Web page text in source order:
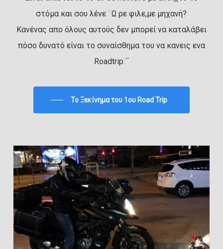
στόμα και σου λένε ¨Ω ρε φιλε,με μηχανή?
Κανένας απο όλους αυτούς δεν μπορεί να καταλάβει
πόσο δυνατό είναι το συναίσθημα του να κανεις ενα
Roadtrip.΄΄
To Ξεκίνημα του 1ου Road Trip